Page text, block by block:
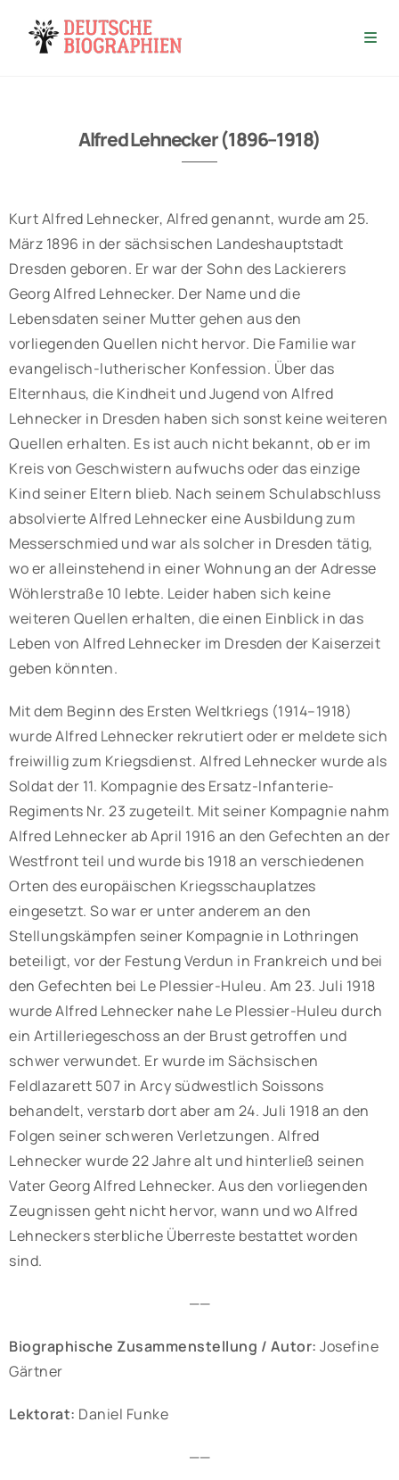
Alfred Lehnecker (1896–1918)
Kurt Alfred Lehnecker, Alfred genannt, wurde am 25.
März 1896 in der sächsischen Landeshauptstadt
Dresden geboren. Er war der Sohn des Lackierers
Georg Alfred Lehnecker. Der Name und die
Lebensdaten seiner Mutter gehen aus den
vorliegenden Quellen nicht hervor. Die Familie war
evangelisch-lutherischer Konfession. Über das
Elternhaus, die Kindheit und Jugend von Alfred
Lehnecker in Dresden haben sich sonst keine weiteren
Quellen erhalten. Es ist auch nicht bekannt, ob er im
Kreis von Geschwistern aufwuchs oder das einzige
Kind seiner Eltern blieb. Nach seinem Schulabschluss
absolvierte Alfred Lehnecker eine Ausbildung zum
Messerschmied und war als solcher in Dresden tätig,
wo er alleinstehend in einer Wohnung an der Adresse
Wöhlerstraße 10 lebte. Leider haben sich keine
weiteren Quellen erhalten, die einen Einblick in das
Leben von Alfred Lehnecker im Dresden der Kaiserzeit
geben könnten.
Mit dem Beginn des Ersten Weltkriegs (1914–1918)
wurde Alfred Lehnecker rekrutiert oder er meldete sich
freiwillig zum Kriegsdienst. Alfred Lehnecker wurde als
Soldat der 11. Kompagnie des Ersatz-Infanterie-
Regiments Nr. 23 zugeteilt. Mit seiner Kompagnie nahm
Alfred Lehnecker ab April 1916 an den Gefechten an der
Westfront teil und wurde bis 1918 an verschiedenen
Orten des europäischen Kriegsschauplatzes
eingesetzt. So war er unter anderem an den
Stellungskämpfen seiner Kompagnie in Lothringen
beteiligt, vor der Festung Verdun in Frankreich und bei
den Gefechten bei Le Plessier-Huleu. Am 23. Juli 1918
wurde Alfred Lehnecker nahe Le Plessier-Huleu durch
ein Artilleriegeschoss an der Brust getroffen und
schwer verwundet. Er wurde im Sächsischen
Feldlazarett 507 in Arcy südwestlich Soissons
behandelt, verstarb dort aber am 24. Juli 1918 an den
Folgen seiner schweren Verletzungen. Alfred
Lehnecker wurde 22 Jahre alt und hinterließ seinen
Vater Georg Alfred Lehnecker. Aus den vorliegenden
Zeugnissen geht nicht hervor, wann und wo Alfred
Lehneckers sterbliche Überreste bestattet worden
sind.
——
Biographische Zusammenstellung / Autor: Josefine
Gärtner
Lektorat: Daniel Funke
——